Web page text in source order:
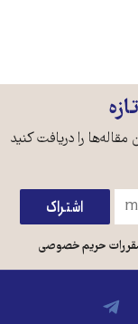
مقاله‌ها را دریافت کنید
حریم خصوصی